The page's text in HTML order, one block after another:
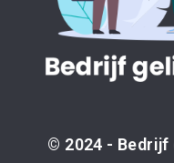
© 2024 - Bedrijf